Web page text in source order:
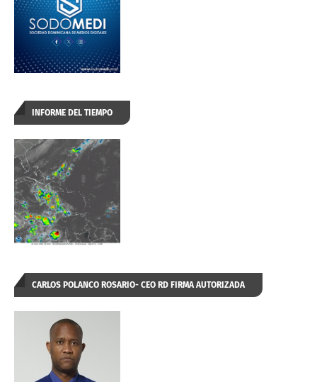
INFORME DEL TIEMPO
CARLOS POLANCO ROSARIO- CEO RD FIRMA AUTORIZADA